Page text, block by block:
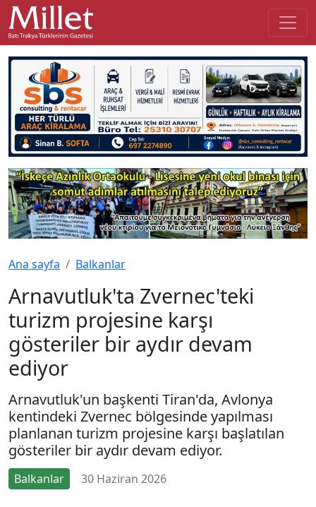
Ana sayfa Balkanlar
Arnavutluk'ta Zvernec'teki
turizm projesine karşı
gösteriler bir aydır devam
ediyor
Arnavutluk'un başkenti Tiran'da, Avlonya
kentindeki Zvernec bölgesinde yapılması
planlanan turizm projesine karşı başlatılan
gösteriler bir aydır devam ediyor.
Balkanlar 30 Haziran 2026